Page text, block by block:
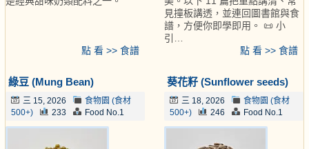
點 看 >> 食譜
見撞板講透，並連回圖書館與食
譜，方便你即學即用。 📜 小
引…
點 看 >> 食譜
綠豆 (Mung Bean)
三 15, 2026
食物園 (食材
500+)
233 Food No.1
葵花籽 (Sunflower seeds)
三 18, 2026
食物園 (食材
500+)
246 Food No.1